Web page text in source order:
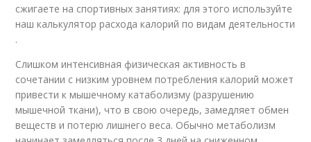
сжигаете на спортивных занятиях: для этого используйте
наш калькулятор расхода калорий по видам деятельности
.
Слишком интенсивная физическая активность в
сочетании с низким уровнем потребления калорий может
привести к мышечному катаболизму (разрушению
мышечной ткани), что в свою очередь, замедляет обмен
веществ и потерю лишнего веса. Обычно метаболизм